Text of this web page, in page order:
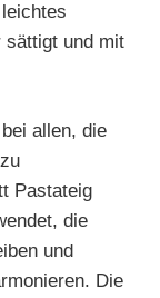
sättigt und mit
allen, die
Pastateig
die
und
Die